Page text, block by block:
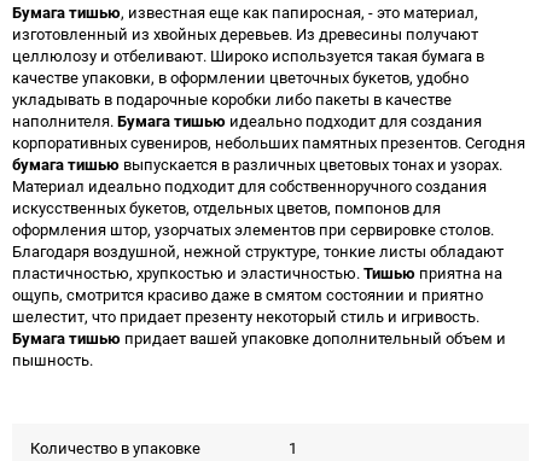
Бумага тишью, известная еще как папиросная, - это материал,
изготовленный из хвойных деревьев. Из древесины получают
целлюлозу и отбеливают. Широко используется такая бумага в
качестве упаковки, в оформлении цветочных букетов, удобно
укладывать в подарочные коробки либо пакеты в качестве
наполнителя.Бумага тишью идеально подходит для создания
корпоративных сувениров, небольших памятных презентов. Сегодня
бумага тишью выпускается в различных цветовых тонах и узорах.
Материал идеально подходит для собственноручного создания
искусственных букетов, отдельных цветов, помпонов для
оформления штор, узорчатых элементов при сервировке столов.
Благодаря воздушной, нежной структуре, тонкие листы обладают
пластичностью, хрупкостью и эластичностью.Тишью приятна на
ощупь, смотрится красиво даже в смятом состоянии и приятно
шелестит, что придает презенту некоторый стиль и игривость.
Бумага тишью придает вашей упаковке дополнительный объем и
пышность.
Количество в упаковке 1